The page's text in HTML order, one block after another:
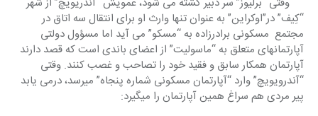
“کِیف” در”اوکراین” به عنوان تنها وارث او برای انتقال سه اتاق در
مجتمع  مسکونی برادرزاده به “مسکو” می آید اما مسؤول دولتی
آپارتمانهای متعلق به “ماسولیت” از اعضای باندی است که قصد دارند
آپارتمان همکار سابق و فقید خود را تصاحب و غصب کنند. وقتی
“آندرویویچ” وارد “آپارتمان مسکونی شماره پنجاه” میرسد، درمی یابد
پیر مردی هم سراغ همین آپارتمان را میگیرد: